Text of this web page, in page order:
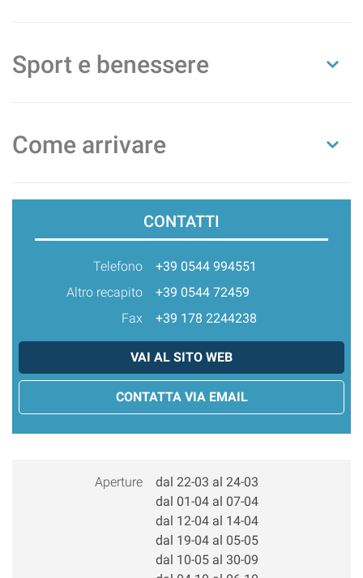
Sport e benessere
Come arrivare
CONTATTI
Telefono
+39 0544 994551
Altro recapito
+39 0544 72459
Fax
+39 178 2244238
VAI AL SITO WEB
CONTATTA VIA EMAIL
Aperture
dal 22-03 al 24-03
dal 01-04 al 07-04
dal 12-04 al 14-04
dal 19-04 al 05-05
dal 10-05 al 30-09